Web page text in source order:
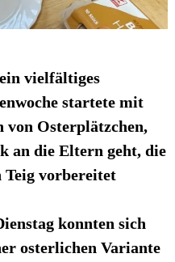
vielfältiges
startete mit
von Osterplätzchen,
an die Eltern geht, die
Teig vorbereitet
konnten sich
osterlichen Variante